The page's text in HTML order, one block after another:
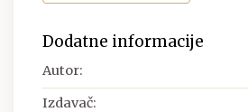
Dodatne informacije
Autor:
Izdavač: